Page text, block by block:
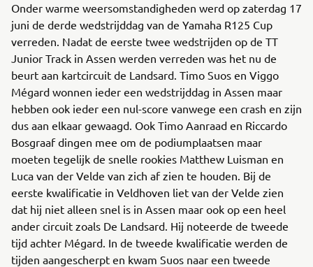
Onder warme weersomstandigheden werd op zaterdag 17
juni de derde wedstrijddag van de Yamaha R125 Cup
verreden. Nadat de eerste twee wedstrijden op de TT
Junior Track in Assen werden verreden was het nu de
beurt aan kartcircuit de Landsard. Timo Suos en Viggo
Mégard wonnen ieder een wedstrijddag in Assen maar
hebben ook ieder een nul-score vanwege een crash en zijn
dus aan elkaar gewaagd. Ook Timo Aanraad en Riccardo
Bosgraaf dingen mee om de podiumplaatsen maar
moeten tegelijk de snelle rookies Matthew Luisman en
Luca van der Velde van zich af zien te houden. Bij de
eerste kwalificatie in Veldhoven liet van der Velde zien
dat hij niet alleen snel is in Assen maar ook op een heel
ander circuit zoals De Landsard. Hij noteerde de tweede
tijd achter Mégard. In de tweede kwalificatie werden de
tijden aangescherpt en kwam Suos naar een tweede